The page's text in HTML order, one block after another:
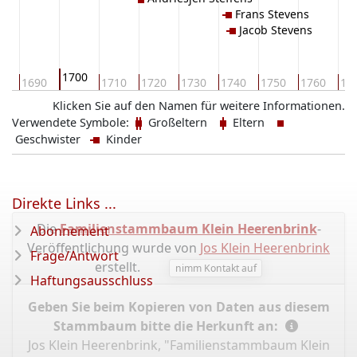
1690 1700 1710 1720 1730 1740 1750 1760
Frans Stevens
Jacob Stevens
Klicken Sie auf den Namen für weitere Informationen.
Verwendete Symbole:
Großeltern
Eltern
Geschwister
Kinder
DieFamilienstammbaum Klein Heerenbrink-
Veröffentlichung wurde von Jos Klein Heerenbrink
erstellt.
nimm Kontakt auf
Geben Sie beim Kopieren von Daten aus diesem
Stammbaum bitte die Herkunft an:
Jos Klein Heerenbrink, "Familienstammbaum Klein
Direkte Links ...
Abonnement
Frage/Antwort
Haftungsausschluss